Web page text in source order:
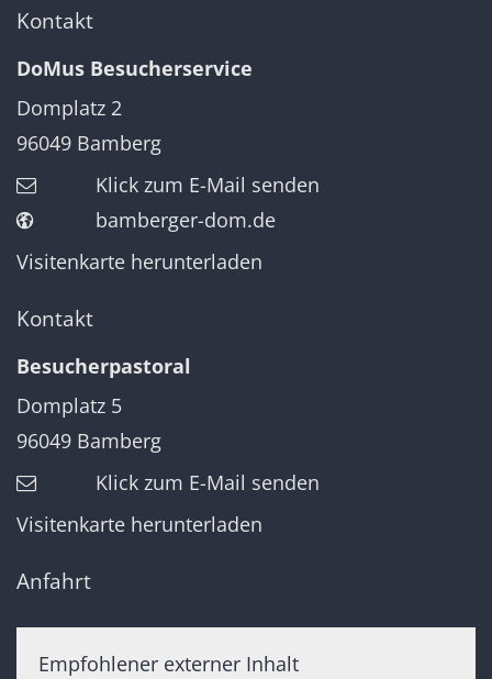
Kontakt
DoMus Besucherservice
Domplatz 2
96049 Bamberg
Klick zum E-Mail senden
bamberger-dom.de
Visitenkarte herunterladen
Kontakt
Besucherpastoral
Domplatz 5
96049 Bamberg
Klick zum E-Mail senden
Visitenkarte herunterladen
Anfahrt
Empfohlener externer Inhalt